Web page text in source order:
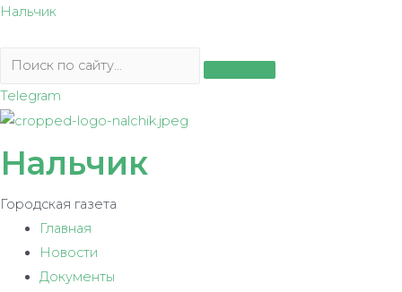
Перейти
содержимому
Нальчик
Telegram
Нальчик
Городская газета
Главная
Новости
Документы